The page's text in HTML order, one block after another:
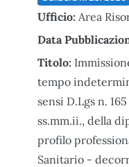
Ufficio: Area
Data
Titolo:
tempo
sensi D.Lgs n.
ss.mm.ii., della
profilo
Sanitario -